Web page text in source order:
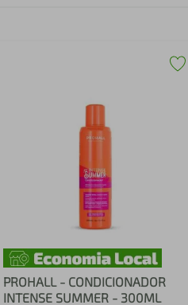
PROHALL - CONDICIONADOR
INTENSE SUMMER - 300ML